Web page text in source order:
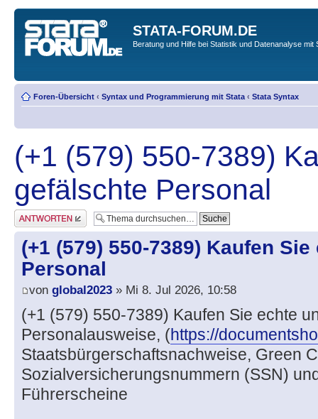
STATA-FORUM.DE
Beratung und Hilfe bei Statistik und Datenanalyse mit
Foren-Übersicht ‹ Syntax und Programmierung mit Stata ‹ Stata Syntax
(+1 (579) 550-7389)
gefälschte Personal
Antwort erstellen
(+1 (579) 550-7389) Kaufen
Personal
von global2023 » Mi 8. Jul 2026, 10:58
(+1 (579) 550-7389) Kaufen Sie echte
Personalausweise, (https://
Staatsbürgerschaftsnachweise, Green
Sozialversicherungsnummern (SSN)
Führerscheine